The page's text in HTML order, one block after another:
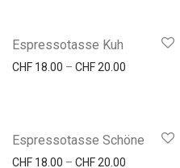
Espressotasse Kuh
CHF 18.00 – CHF20.00
Espressotasse Schöne
CHF 18.00 – CHF20.00